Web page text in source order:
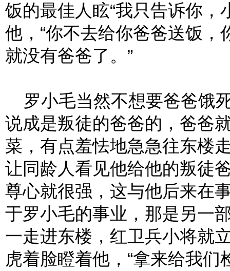
饭的最佳人眩“我只告诉你，
他，“你不去给你爸爸送饭
就没有爸爸了。”
罗小毛当然不想要爸爸饿
说成是叛徒的爸爸的，爸爸
菜，有点羞怯地急急往东楼
让同龄人看见他给他的叛徒
尊心就很强，这与他后来在
于罗小毛的事业，那是另一
一走进东楼，红卫兵小将就
虎着脸瞪着他，“拿来给我